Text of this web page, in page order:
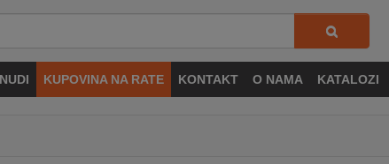
KUPOVINA NA RATE KONTAKT O NAMA KATALOZI